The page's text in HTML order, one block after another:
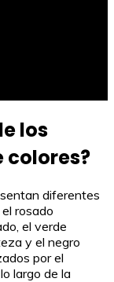
los
colores?
diferentes
rosado
el verde
y el negro
por el
largo de la